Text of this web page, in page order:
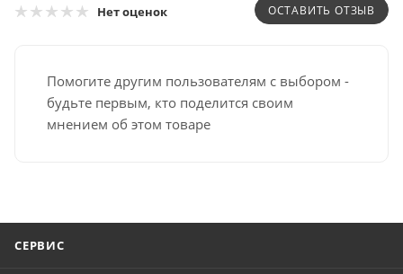
Нет оценок ОСТАВИТЬ ОТЗЫВ
Помогите другим пользователям с выбором -
будьте первым, кто поделится своим
мнением об этом товаре
СЕРВИС